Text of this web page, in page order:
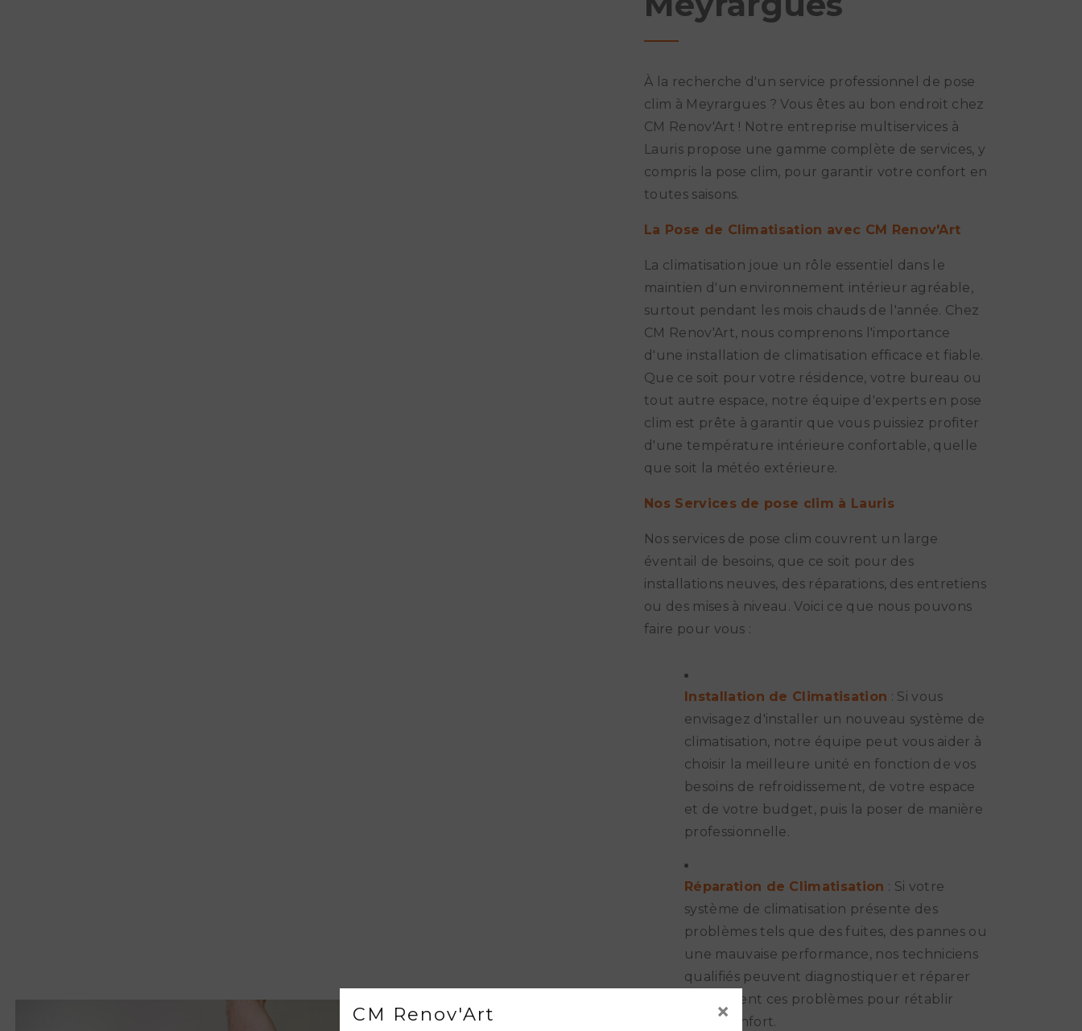
CM Renov'Art ×
À la recherche d'un service professionnel de pose
clim à Meyrargues ? Vous êtes au bon endroit chez
CM Renov'Art ! Notre entreprise multiservices à
Lauris propose une gamme complète de services, y
compris la pose clim, pour garantir votre confort en
toutes saisons.
La Pose de Climatisation avec CM Renov'Art
La climatisation joue un rôle essentiel dans le
maintien d'un environnement intérieur agréable,
surtout pendant les mois chauds de l'année. Chez
CM Renov'Art, nous comprenons l'importance
d'une installation de climatisation efficace et fiable.
Que ce soit pour votre résidence, votre bureau ou
tout autre espace, notre équipe d'experts en pose
clim est prête à garantir que vous puissiez profiter
d'une température intérieure confortable, quelle
que soit la météo extérieure.
Nos Services de pose clim à Lauris
Nos services de pose clim couvrent un large
éventail de besoins, que ce soit pour des
installations neuves, des réparations, des entretiens
ou des mises à niveau. Voici ce que nous pouvons
faire pour vous :
Installation de Climatisation : Si vous
envisagez d'installer un nouveau système de
climatisation, notre équipe peut vous aider à
choisir la meilleure unité en fonction de vos
besoins de refroidissement, de votre espace
et de votre budget, puis la poser de manière
professionnelle.
Réparation de Climatisation : Si votre
système de climatisation présente des
problèmes tels que des fuites, des pannes ou
une mauvaise performance, nos techniciens
qualifiés peuvent diagnostiquer et réparer
rapidement ces problèmes pour rétablir
votre confort.